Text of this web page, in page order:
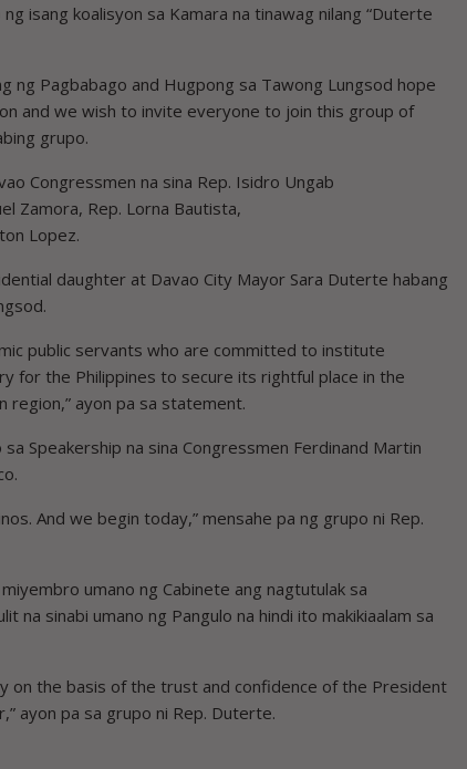
isang koalisyon sa Kamara na tinawag nilang “Duterte
Pagbabago and Hugpong sa Tawong Lungsod hope
and we wish to invite everyone to join this group of
grupo.
Congressmen na sina Rep. Isidro Ungab
Zamora, Rep. Lorna Bautista,
Lopez.
daughter at Davao City Mayor Sara Duterte habang
public servants who are committed to institute
for the Philippines to secure its rightful place in the
region,” ayon pa sa statement.
Speakership na sina Congressmen Ferdinand Martin
And we begin today,” mensahe pa ng grupo ni Rep.
umano ng Cabinete ang nagtutulak sa
na sinabi umano ng Pangulo na hindi ito makikiaalam sa
on the basis of the trust and confidence of the President
ayon pa sa grupo ni Rep. Duterte.